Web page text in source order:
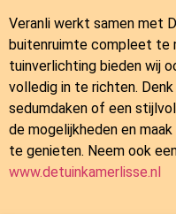
Veranli werkt samen met
buitenruimte compleet te
tuinverlichting bieden wij
volledig in te richten.
sedumdaken of een
de mogelijkheden en
te genieten. Neem ook
www.detuinkamerlisse.nl